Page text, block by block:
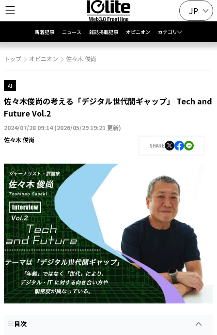
JP
新着記事 ニュース 雑誌掲載記事 オピニオン カテゴリ
トップ オピニオン 佐々木 俊尚
AI
佐々木俊尚の考える「デジタル世代間ギャップ」 Tech and
Future Vol.2
2024/07/28 09:14(2026/05/29 19:21 更新)
佐々木 俊尚
SHARE
目次